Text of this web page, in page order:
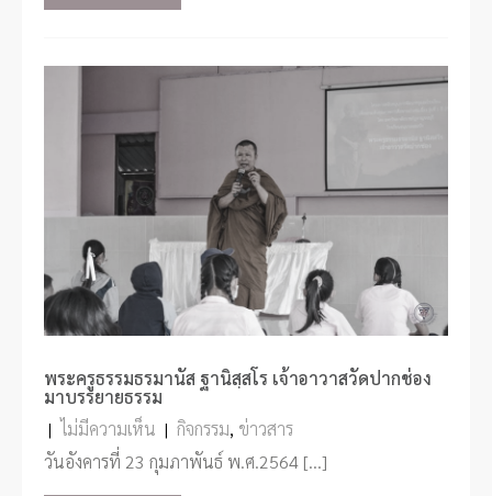
พระครูธรรมธรมานัส ฐานิสฺสโร เจ้าอาวาสวัดปากช่อง
มาบรรยายธรรม
|ไม่มีความเห็น | กิจกรรม, ข่าวสาร
วันอังคารที่ 23 กุมภาพันธ์ พ.ศ.2564 […]